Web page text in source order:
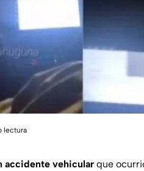
lectura
accidente vehicular que